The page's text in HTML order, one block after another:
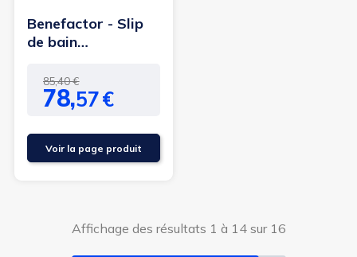
Benefactor - Slip
de bain
garçon (53-54 cm)
Prix
de
base
85,40 €Prix
78,57€
Voir la page produit
Affichage des résultats 1 à 14 sur 16